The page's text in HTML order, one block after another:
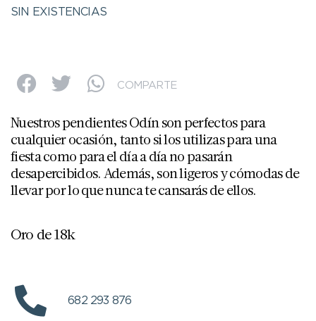
SIN EXISTENCIAS
COMPARTE
Nuestros pendientes Odín son perfectos para
cualquier ocasión, tanto si los utilizas para una
fiesta como para el día a día no pasarán
desapercibidos. Además, son ligeros y cómodas de
llevar por lo que nunca te cansarás de ellos.
Oro de 18k
682 293 876